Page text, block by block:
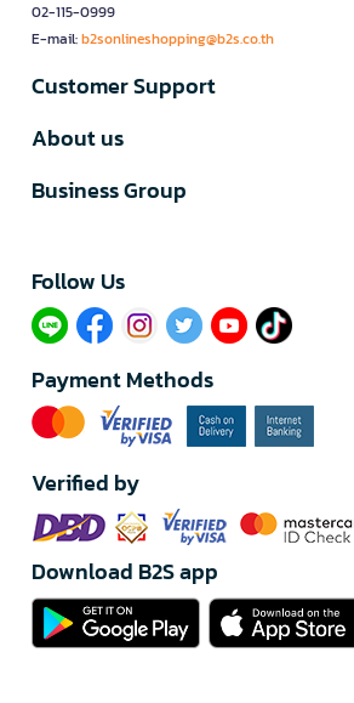
02-115-0999
E-mail:b2sonlineshopping@b2s.co.th
Customer Support
About us
Business Group
Follow Us​
Payment Methods
Verified by
Download B2S app